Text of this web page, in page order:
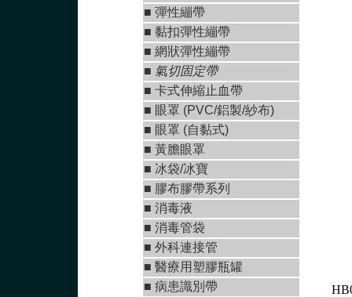
■ 彈性繃帶
■ 黏扣彈性繃帶
■ 網狀彈性繃帶
■ 氣切固定帶
■ 卡式伸縮止血帶
■ 眼罩 (PVC/鋁製/紗布)
■ 眼罩 (自黏式)
■ 黃膽眼罩
■ 冰袋/冰寶
■ 膠布膠帶系列
■ 消毒液
■ 消毒管袋
■ 外科連接管
■ 醫療用塑膠瓶罐
■ 病患識別帶